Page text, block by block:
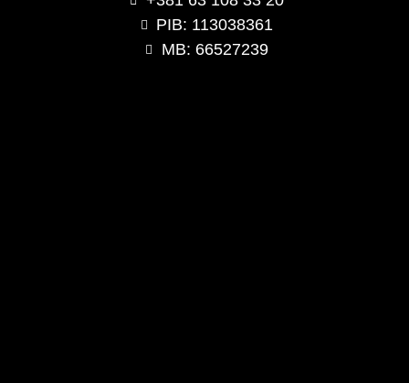
PIB: 113038361
MB: 66527239